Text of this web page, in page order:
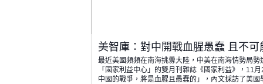
美智庫：對中開戰血腥愚蠢 且不可
最近美國頻頻在南海挑釁大陸，中美在南海情勢局
「國家利益中心」的雙月刊雜誌《國家利益》，11
中國的戰爭，將是血腥且愚蠢的」，內文採訪了美